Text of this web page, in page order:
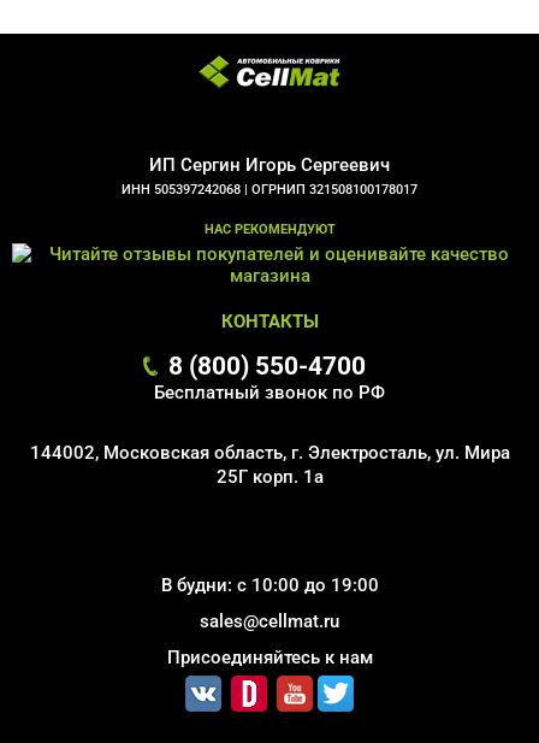
ИП Сергин Игорь Сергеевич
ИНН 505397242068 | ОГРНИП 321508100178017
НАС РЕКОМЕНДУЮТ
КОНТАКТЫ
8 (800) 550-4700
Бесплатный звонок по РФ
144002, Московская область, г. Электросталь, ул. Мира
25Г корп. 1а
В будни: с 10:00 до 19:00
sales@cellmat.ru
Присоединяйтесь к нам